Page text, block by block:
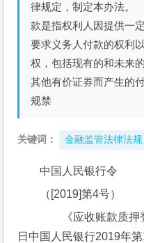
律规定，制定本办法
款是指权利人因提供一
要求义务人付款的权利
权，包括现有的和未来
其他有价证券而产生的
规禁
关键词： 金融监管法律法规
中国人民银行令
（[2019]第4号）
《应收账款质押
日中国人民银行2019年